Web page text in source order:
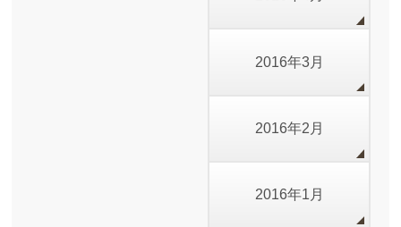
2016年3月
2016年2月
2016年1月